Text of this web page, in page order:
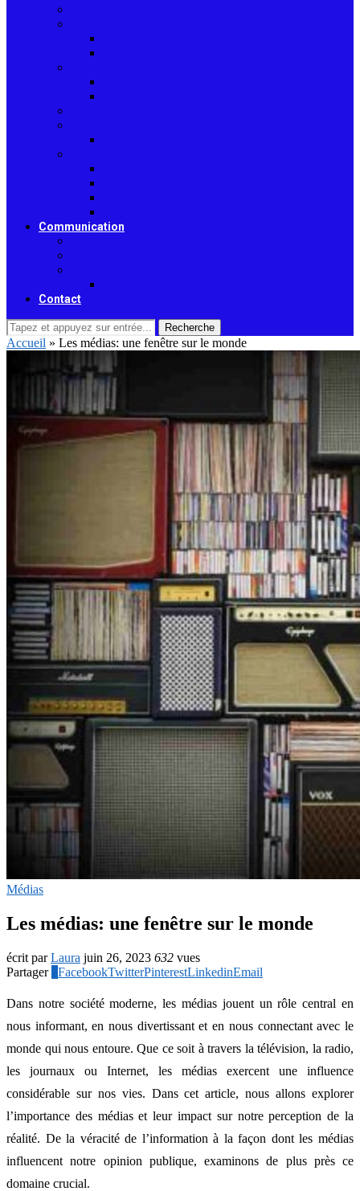
Communication
Contact
Recherche
Accueil » Les médias: une fenêtre sur le monde
Médias
Les médias: une fenêtre sur le monde
écrit parLaura juin 26, 2023 632 vues
Partager
FacebookTwitterPinterestLinkedinEmail
Dans notre société moderne, les médias jouent un rôle central en
nous informant, en nous divertissant et en nous connectant avec le
monde qui nous entoure. Que ce soit à travers la télévision, la radio,
les journaux ou Internet, les médias exercent une influence
considérable sur nos vies. Dans cet article, nous allons explorer
l’importance des médias et leur impact sur notre perception de la
réalité. De la véracité de l’information à la façon dont les médias
influencent notre opinion publique, examinons de plus près ce
domaine crucial.